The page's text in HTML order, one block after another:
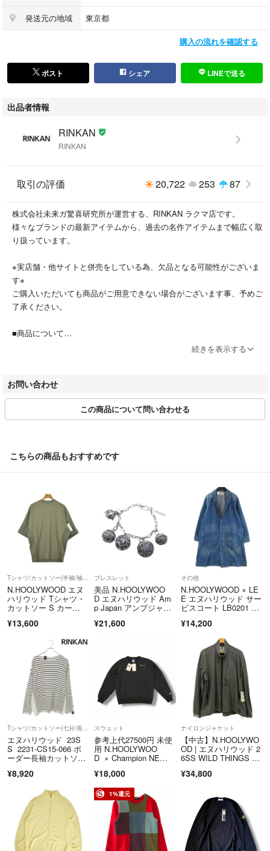
発送元の地域 東京都
購入の流れを確認する
ポスト シェア LINEで送る
出品者情報
RINKAN
RINKAN
取引の評価 20,722 253 87
株式会社未来ガ驚喜研究所が運営する、RINKAN ラクマ店です。
様々なブランドの最新アイテムから、過去の名作アイテムまで幅広く取
り扱っています。
※実店舗・他サイトと併売をしている為、欠品となる可能性がございま
す※
ご購入いただいても商品がご用意できない場合がございます事、予めご
了承ください。
■商品について
ご覧いただくタイミングによって大幅に価格が変更となる可能性がござ
せください。
なお、商品は全て当社の専任バイヤーのチェックの元厳しい基準をクリ
アした商品でございますので、安心してお買い求め下さいませ。
【クロムハーツ】
行の対象外となりますのでご注意ください。
【ゴローズ】
レザーアイテムは発行の対象外です。
コンチョなどが付いているアイテムについても、レザーアイテムは全て
発行の対象外となりますのでご注意ください。
■責任の範囲
商品お受取り後に発生した修理費等に関して、当社は一切負担出来かね
ます。
また配送中に発生した毀損・紛失等について、当社は一切の責任を負い
補償の可否およびその内容は、委託先運送会社の補償規定に準拠いたし
ます。
■お問合せについて
商品詳細ページ、または取引ページのお問合せボタンまたは、問合せフ
ォームよりお問い合わせください。
受付時間：毎日10:30～16:30(3営業日以内に返答致します)
■お取引について
当店はラクマの規約に則り、営業しております。
発送後の返品につきましても対応できかねます。
またお問合せの有無に関わらず、ご購入は先着順とさせて頂いておりま
す。
※毎週日曜日はご注文のお受付を休止しております。予めご了承くださ
続きを表示する
お問い合わせ
この商品について問い合わせる
こちらの商品もおすすめです
Tシャツ/カットソー(半袖/袖なし)
N.HOOLYWOOD エヌ
ハリウッド Tシャツ・
カットソー S カー
【送料無料】
¥13,600
ブレスレット
美品 N.HOOLYWOO
D エヌハリウッド Am
p Japan アンプジャパ
ル ブレスレット アク
ズ 古着 中古 USED
¥21,600
その他
N.HOOLYWOOD × LE
E エヌハリウッド サー
ビスコート LB0201 リ
AT USED加工 コット
ン インディゴ 38 7101
¥14,200
エヌハリウッド 23S
S 2231-CS15-066 ボ
ーダー長袖カットソ
¥8,920
スウェット
参考上代27500円 未使
用 N.HOOLYWOO
D × Champion NE
CK SWEATSHIRTS ク
ト トレーナー エヌハ
リウッド × チャンピ
オン C8-B023 ブラッ
ク S （16238M）
¥18,000
ナイロンジャケット
【中古】N.HOOLYWO
OD | エヌハリウッド 2
6SS WILD THINGS PA
イロンジャケット 926
¥34,800
1%還元